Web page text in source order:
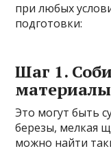
при любых
подготовки:
Шаг 1.
материалы
Это могут быть
березы, мелкая
можно найти